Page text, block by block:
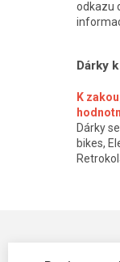
odkazu
Dárky
K
Dárky
bikes,